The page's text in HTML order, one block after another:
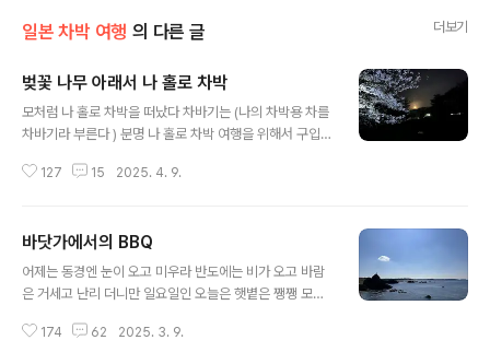
일본 차박 여행 의 다른 글 더보기
벚꽃 나무 아래서 나 홀로 차박
모처럼 나 홀로 차박을 떠났다 차바기는 (나의 차박용 차를
차바기라 부른다 ) 분명 나 홀로 차박 여행을 위해서 구입한
차박 여행을 가면 호텔급인데 우리집 자기야랑 둘이서 가
야에겐 비밀! ㅋㅋㅋ때는 봄이요 일본은 어딜 가도 벚꽃 천
지다난 차박을 떠날 때 목적지가 거리가 있는 곳이면 밤에
이동을 하는 편이다밤에는 차가 막히지 않아서 밤에 이동
속에 달빛이 더 밝게 느껴진다 요사쿠라( 夜桜) 밤 벚꽃과
127 15 2025. 4. 9.
바닷가에서의 BBQ
어제는 동경엔 눈이 오고 미우라 반도에는 비가 오고 바람
은 거세고 난리 더니만 일요일인 오늘은 햇볕은 쨍쨍 모래
기지 않을 정도로 화창한 날바다에서 아침을 맞았다물이
174 62 2025. 3. 9.